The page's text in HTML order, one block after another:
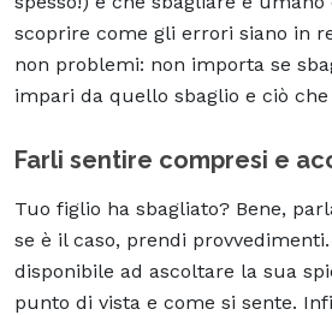
scoprire come gli errori siano in
non problemi: non importa se
impari da quello sbaglio e ciò
Farli sentire compresi e
Tuo figlio ha sbagliato? Bene,
se è il caso, prendi
disponibile ad ascoltare la sua
punto di vista e come si sente.